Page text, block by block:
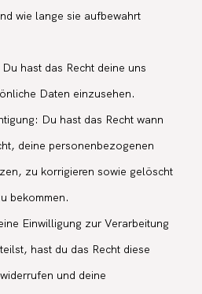
wie lange sie aufbewahrt
hast das Recht deine uns
Daten einzusehen.
Du hast das Recht wann
deine personenbezogenen
zu korrigieren sowie gelöscht
bekommen.
Einwilligung zur Verarbeitung
hast du das Recht diese
und deine